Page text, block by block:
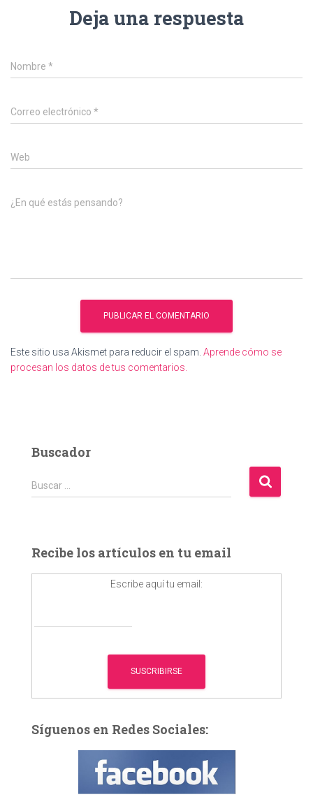
Deja una respuesta
Nombre *
Correo electrónico *
Web
¿En qué estás pensando?
Este sitio usa Akismet para reducir el spam. Aprende cómo se
procesan los datos de tus comentarios.
Buscador
B
u
r
:
Buscar …
Recibe los artículos en tu email
Escribe aquí tu email:
Síguenos en Redes Sociales: